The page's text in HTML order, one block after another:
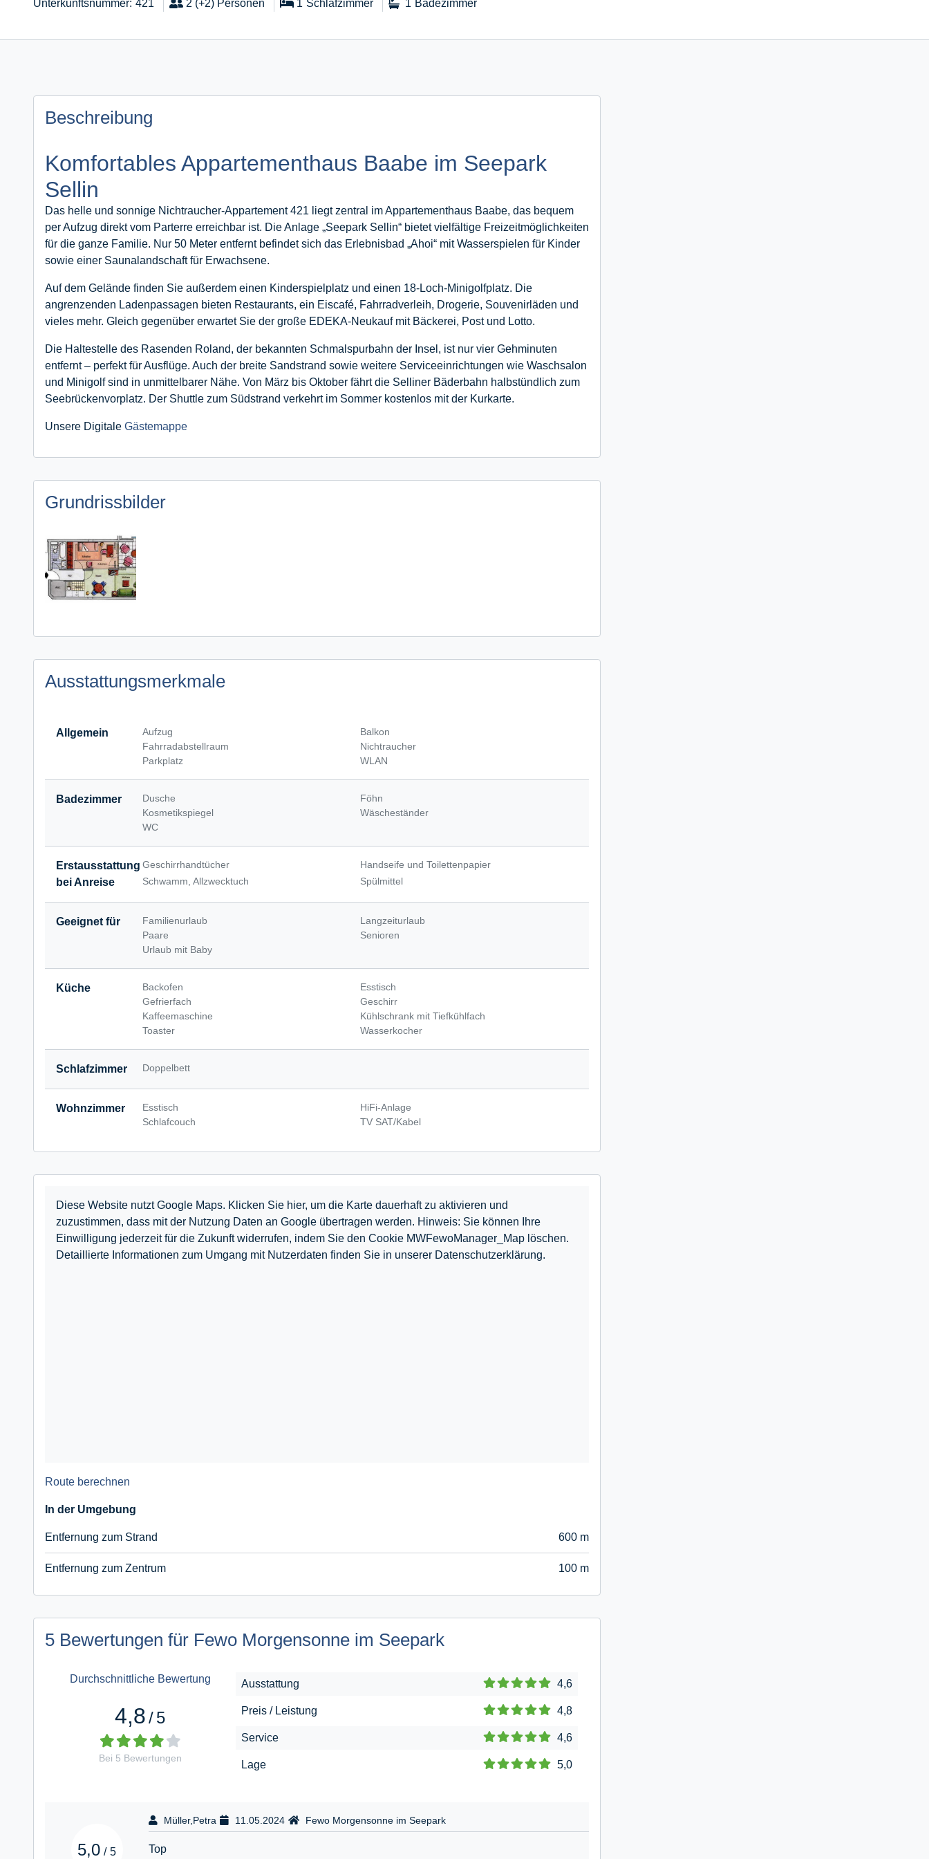
Unterkunftsnummer 421 Personen
2 (+2) Schlafzimmer
1 Badezimmer
1
Beschreibung
Komfortables Appartementhaus Baabe im Seepark
Sellin
Das helle und sonnige Nichtraucher-Appartement 421 liegt zentral im Appartementhaus Baabe, das bequem
per Aufzug direkt vom Parterre erreichbar ist. Die Anlage „Seepark Sellin“ bietet vielfältige Freizeitmöglichkeiten
für die ganze Familie. Nur 50 Meter entfernt befindet sich das Erlebnisbad „Ahoi“ mit Wasserspielen für Kinder
sowie einer Saunalandschaft für Erwachsene.
Auf dem Gelände finden Sie außerdem einen Kinderspielplatz und einen 18-Loch-Minigolfplatz. Die
angrenzenden Ladenpassagen bieten Restaurants, ein Eiscafé, Fahrradverleih, Drogerie, Souvenirläden und
vieles mehr. Gleich gegenüber erwartet Sie der große EDEKA-Neukauf mit Bäckerei, Post und Lotto.
Die Haltestelle des Rasenden Roland, der bekannten Schmalspurbahn der Insel, ist nur vier Gehminuten
entfernt – perfekt für Ausflüge. Auch der breite Sandstrand sowie weitere Serviceeinrichtungen wie Waschsalon
und Minigolf sind in unmittelbarer Nähe. Von März bis Oktober fährt die Selliner Bäderbahn halbstündlich zum
Seebrückenvorplatz. Der Shuttle zum Südstrand verkehrt im Sommer kostenlos mit der Kurkarte.
Unsere Digitale Gästemappe
Grundrissbilder
Ausstattungsmerkmale
Allgemein Aufzug
Balkon
Fahrradabstellraum
Nichtraucher
Parkplatz
WLAN
Badezimmer Dusche
Föhn
Kosmetikspiegel
Wäscheständer
WC
Erstausstattung
bei Anreise
Geschirrhandtücher
Handseife und Toilettenpapier
Schwamm, Allzwecktuch
Spülmittel
Geeignet für Familienurlaub
Langzeiturlaub
Paare
Senioren
Urlaub mit Baby
Küche Backofen
Esstisch
Gefrierfach
Geschirr
Kaffeemaschine
Kühlschrank mit Tiefkühlfach
Toaster
Wasserkocher
Schlafzimmer Doppelbett
Wohnzimmer Esstisch
HiFi-Anlage
Schlafcouch
TV SAT/Kabel
Diese Website nutzt Google Maps. Klicken Sie hier, um die Karte dauerhaft zu aktivieren und
zuzustimmen, dass mit der Nutzung Daten an Google übertragen werden. Hinweis: Sie können Ihre
Einwilligung jederzeit für die Zukunft widerrufen, indem Sie den Cookie MWFewoManager_Map löschen.
Detaillierte Informationen zum Umgang mit Nutzerdaten finden Sie in unserer Datenschutzerklärung.
Route berechnen
In der Umgebung
Entfernung zum Strand 600 m
Entfernung zum Zentrum 100 m
5 Bewertungen für Fewo Morgensonne im Seepark
Durchschnittliche Bewertung
4,8/5
Bei 5 Bewertungen
Ausstattung 4,6
Preis / Leistung 4,8
Service 4,6
Lage 5,0
5,0 / 5
Müller,Petra 11.05.2024 Fewo Morgensonne im Seepark
Top